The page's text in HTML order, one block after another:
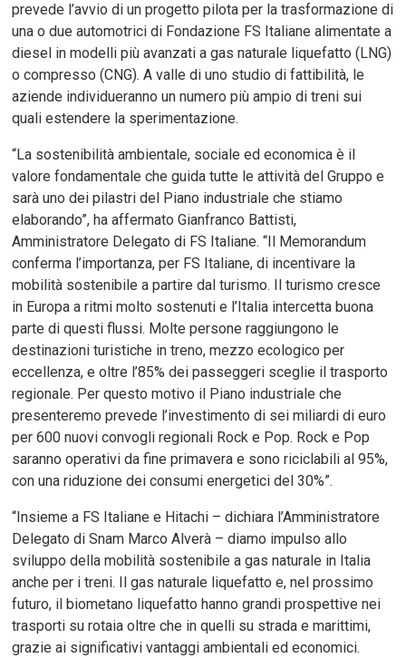
prevede l’avvio di un progetto pilota per la trasformazione di
una o due automotrici di Fondazione FS Italiane alimentate a
diesel in modelli più avanzati a gas naturale liquefatto (LNG)
o compresso (CNG). A valle di uno studio di fattibilità, le
aziende individueranno un numero più ampio di treni sui
quali estendere la sperimentazione.
“La sostenibilità ambientale, sociale ed economica è il
valore fondamentale che guida tutte le attività del Gruppo e
sarà uno dei pilastri del Piano industriale che stiamo
elaborando”, ha affermato Gianfranco Battisti,
Amministratore Delegato di FS Italiane. “Il Memorandum
conferma l’importanza, per FS Italiane, di incentivare la
mobilità sostenibile a partire dal turismo. Il turismo cresce
in Europa a ritmi molto sostenuti e l’Italia intercetta buona
parte di questi flussi. Molte persone raggiungono le
destinazioni turistiche in treno, mezzo ecologico per
eccellenza, e oltre l’85% dei passeggeri sceglie il trasporto
regionale. Per questo motivo il Piano industriale che
presenteremo prevede l’investimento di sei miliardi di euro
per 600 nuovi convogli regionali Rock e Pop. Rock e Pop
saranno operativi da fine primavera e sono riciclabili al 95%,
con una riduzione dei consumi energetici del 30%”.
“Insieme a FS Italiane e Hitachi – dichiara l’Amministratore
Delegato di Snam Marco Alverà – diamo impulso allo
sviluppo della mobilità sostenibile a gas naturale in Italia
anche per i treni. Il gas naturale liquefatto e, nel prossimo
futuro, il biometano liquefatto hanno grandi prospettive nei
trasporti su rotaia oltre che in quelli su strada e marittimi,
grazie ai significativi vantaggi ambientali ed economici.